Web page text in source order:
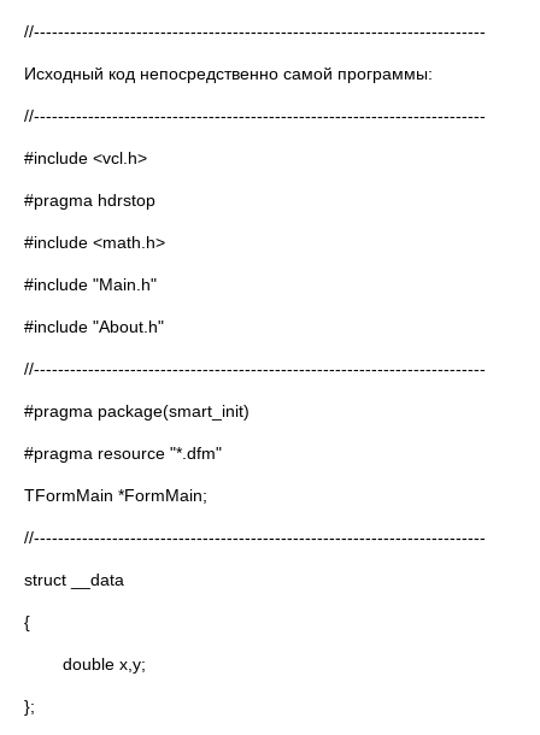
//---------------------------------------------------------------------------
Исходный код непосредственно самой программы:
//---------------------------------------------------------------------------
#include <vcl.h>
#pragma hdrstop
#include <math.h>
#include "Main.h"
#include "About.h"
//---------------------------------------------------------------------------
#pragma package(smart_init)
#pragma resource "*.dfm"
TFormMain *FormMain;
//---------------------------------------------------------------------------
struct __data
{
double x,y;
};